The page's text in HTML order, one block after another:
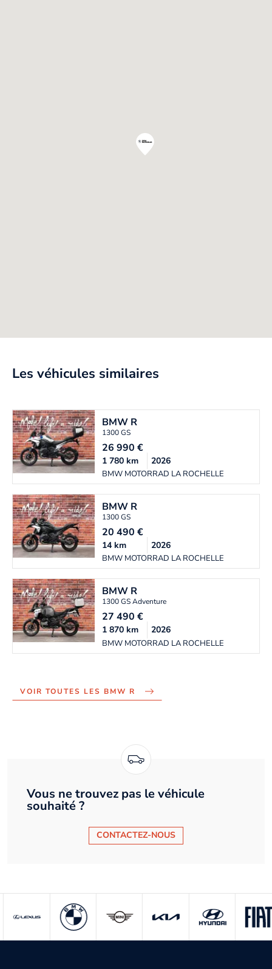
Les véhicules similaires
BMW R
1300 GS
26 990€
BMW MOTORRAD LA ROCHELLE
1 780km 2026
BMW R
1300 GS
20 490€
BMW MOTORRAD LA ROCHELLE
14km 2026
BMW R
1300 GS Adventure
27 490€
BMW MOTORRAD LA ROCHELLE
1 870km 2026
VOIR TOUTES LES BMW R
Vous ne trouvez pas le véhicule
souhaité ?
CONTACTEZ-NOUS